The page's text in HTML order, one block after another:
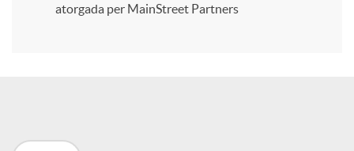
atorgada per MainStreet Partners